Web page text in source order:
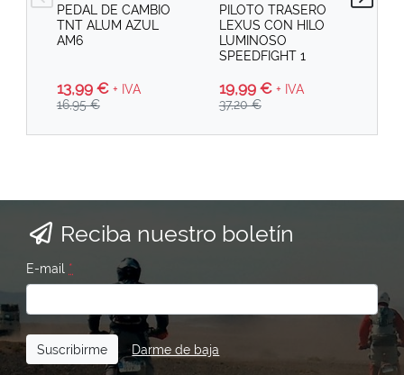
PEDAL DE CAMBIO
TNT ALUM AZUL
AM6
13,99 € + IVA
16,95 €
PILOTO TRASERO
LEXUS CON HILO
LUMINOSO
SPEEDFIGHT 1
19,99 € + IVA
37,20 €
Reciba nuestro boletín
E-mail *
Suscribirme Darme de baja